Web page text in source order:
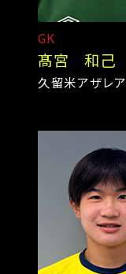
GK
髙宮 和己
久留米アザレア